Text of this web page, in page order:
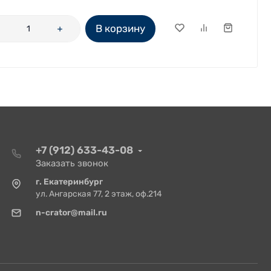
В корзину
+7 (912) 633-43-08
Заказать звонок
г. Екатеринбург
ул. Ангарская 77, 2 этаж, оф.214
n-crator@mail.ru